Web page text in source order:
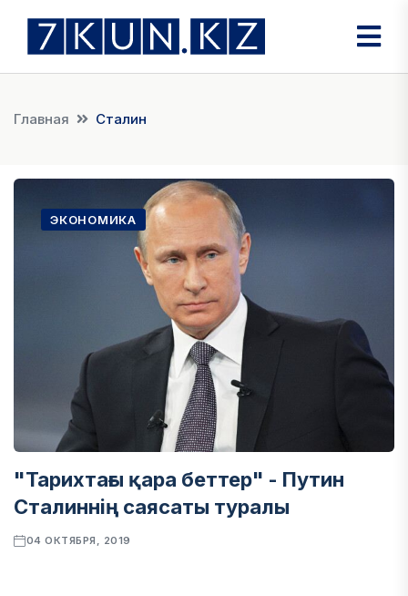
Главная Сталин
ЭКОНОМИКА
"Тарихтағы қара беттер" - Путин
Сталиннің саясаты туралы
04 ОКТЯБРЯ, 2019